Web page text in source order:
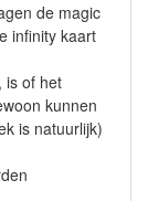
de magic
infinity kaart
is of het
kunnen
is natuurlijk)